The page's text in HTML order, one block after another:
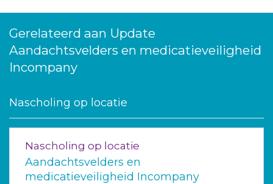
Gerelateerd aan Update
Aandachtsvelders en medicatieveiligheid
Incompany
Nascholing op locatie
Nascholing op locatie
Aandachtsvelders en
medicatieveiligheid Incompany